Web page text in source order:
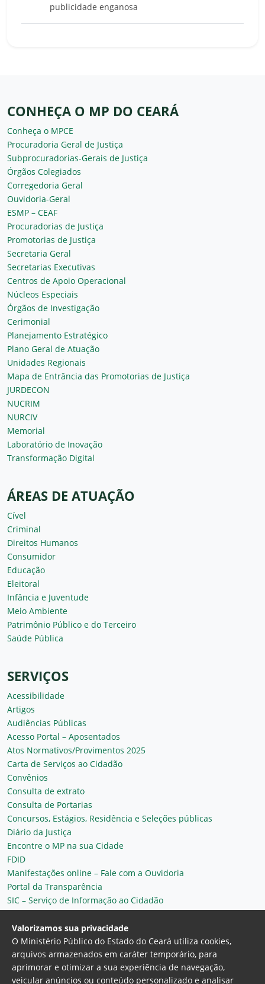
publicidade enganosa
CONHEÇA O MP DO CEARÁ
Conheça o MPCE
Procuradoria Geral de Justiça
Subprocuradorias-Gerais de Justiça
Órgãos Colegiados
Corregedoria Geral
Ouvidoria-Geral
ESMP – CEAF
Procuradorias de Justiça
Promotorias de Justiça
Secretaria Geral
Secretarias Executivas
Centros de Apoio Operacional
Núcleos Especiais
Órgãos de Investigação
Cerimonial
Planejamento Estratégico
Plano Geral de Atuação
Unidades Regionais
Mapa de Entrância das Promotorias de Justiça
JURDECON
NUCRIM
NURCIV
Memorial
Laboratório de Inovação
Transformação Digital
ÁREAS DE ATUAÇÃO
Cível
Criminal
Direitos Humanos
Consumidor
Educação
Eleitoral
Infância e Juventude
Meio Ambiente
Patrimônio Público e do Terceiro
Saúde Pública
SERVIÇOS
Acessibilidade
Artigos
Audiências Públicas
Acesso Portal – Aposentados
Atos Normativos/Provimentos 2025
Carta de Serviços ao Cidadão
Convênios
Consulta de extrato
Consulta de Portarias
Concursos, Estágios, Residência e Seleções públicas
Diário da Justiça
Encontre o MP na sua Cidade
FDID
Manifestações online – Fale com a Ouvidoria
Portal da Transparência
SIC – Serviço de Informação ao Cidadão
Plantão MP do Ceará
Secretaria Geral
Valorizamos sua privacidade
O Ministério Público do Estado do Ceará utiliza cookies,
arquivos armazenados em caráter temporário, para
aprimorar e otimizar a sua experiência de navegação,
veicular anúncios ou conteúdo personalizado e analisar